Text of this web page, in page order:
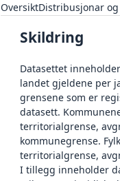
OversiktDistribusjonar og
Skildring
Datasettet
landet gjeldene per
grensene som er
datasett.
territorialgrense,
kommunegrense.
territorialgrense,
I tillegg inneholder